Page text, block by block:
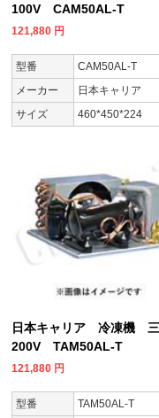
100V CAM50AL-T
121,880 円
型番
CAM50AL-T
メーカー
日本キャリア
サイズ
460*450*224
日本キャリア 冷凍機
200V TAM50AL-T
121,880 円
型番
TAM50AL-T